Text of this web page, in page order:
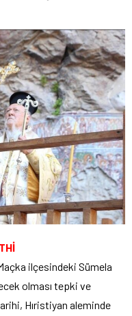
ilçesindeki Sümela
olması tepki ve
Hıristiyan aleminde